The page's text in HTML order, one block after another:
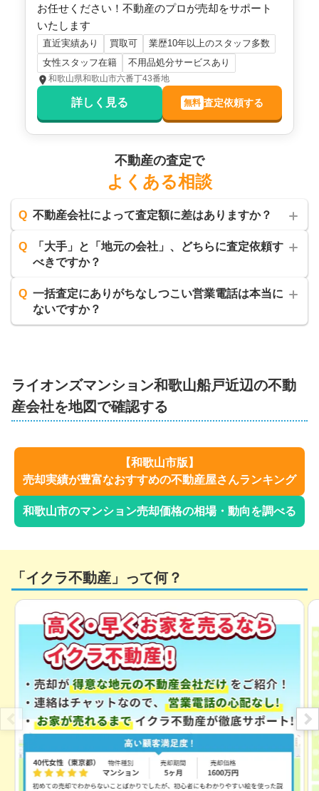
お任せください！不動産のプロが売却をサポート
いたします
直近実績あり 買取可
業歴10年以上のスタッフ多数
女性スタッフ在籍
不用品処分サービスあり
和歌山県和歌山市六番丁43番地
詳しく見る 無料 査定依頼する
不動産の査定で
よくある相談
Q 不動産会社によって査定額に差はありますか？
Q
「大手」と「地元の会社」、どちらに査定依頼す
べきですか？
Q 一括査定にありがちなしつこい営業電話は本当に
ないですか？
ライオンズマンション和歌山船戸近辺の不動
産会社を地図で確認する
【和歌山市版】
売却実績が豊富なおすすめの不動産屋さんランキング
和歌山市のマンション売却価格の相場・動向を調べる
「イクラ不動産」って何？